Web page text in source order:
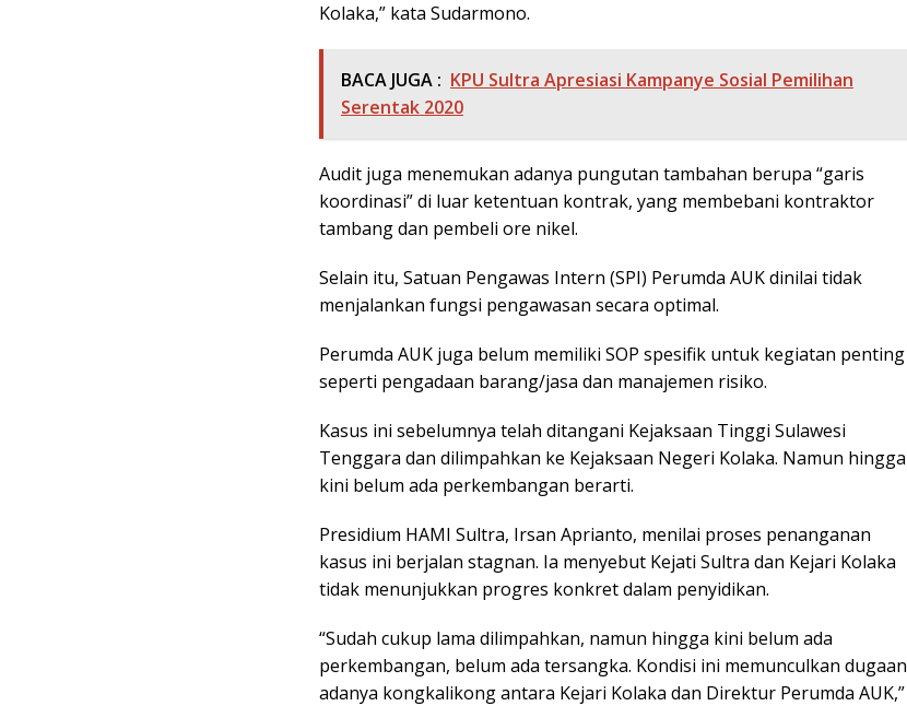
Kolaka,” kata Sudarmono.
BACA JUGA : KPU Sultra Apresiasi Kampanye Sosial Pemilihan
Serentak 2020
Audit juga menemukan adanya pungutan tambahan berupa “garis
koordinasi” di luar ketentuan kontrak, yang membebani kontraktor
tambang dan pembeli ore nikel.
Selain itu, Satuan Pengawas Intern (SPI) Perumda AUK dinilai tidak
menjalankan fungsi pengawasan secara optimal.
Perumda AUK juga belum memiliki SOP spesifik untuk kegiatan penting
seperti pengadaan barang/jasa dan manajemen risiko.
Kasus ini sebelumnya telah ditangani Kejaksaan Tinggi Sulawesi
Tenggara dan dilimpahkan ke Kejaksaan Negeri Kolaka. Namun hingga
kini belum ada perkembangan berarti.
Presidium HAMI Sultra, Irsan Aprianto, menilai proses penanganan
kasus ini berjalan stagnan. Ia menyebut Kejati Sultra dan Kejari Kolaka
tidak menunjukkan progres konkret dalam penyidikan.
“Sudah cukup lama dilimpahkan, namun hingga kini belum ada
perkembangan, belum ada tersangka. Kondisi ini memunculkan dugaan
adanya kongkalikong antara Kejari Kolaka dan Direktur Perumda AUK,”